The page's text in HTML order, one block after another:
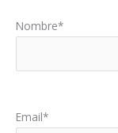
Nombre*
Email*